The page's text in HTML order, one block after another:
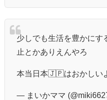
少しでも生活を豊かにす
止とかありえんやろ
本当日本🇯🇵はおかしい
— まいかママ